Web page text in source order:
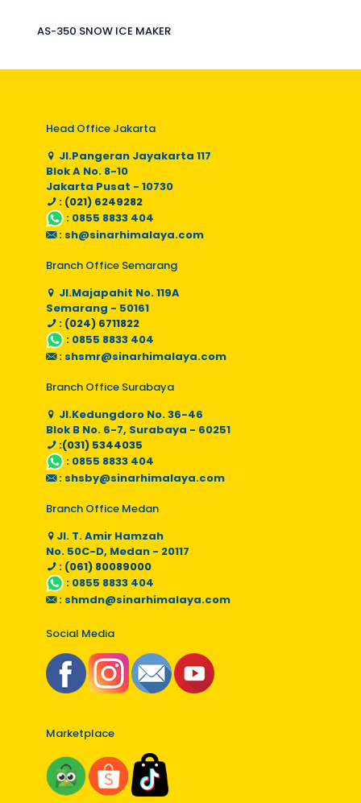
AS-350 SNOW ICE MAKER
Head Office Jakarta
Jl.Pangeran Jayakarta 117
Blok A No. 8-10
Jakarta Pusat - 10730
: (021) 6249282
: 0855 8833 404
: sh@sinarhimalaya.com
Branch Office Semarang
Jl.Majapahit No. 119A
Semarang - 50161
: (024) 6711822
: 0855 8833 404
: shsmr@sinarhimalaya.com
Branch Office Surabaya
Jl.Kedungdoro No. 36-46
Blok B No. 6-7, Surabaya - 60251
:(031) 5344035
: 0855 8833 404
: shsby@sinarhimalaya.com
Branch Office Medan
Jl. T. Amir Hamzah
No. 50C-D, Medan - 20117
: (061) 80089000
: 0855 8833 404
: shmdn@sinarhimalaya.com
Social Media
Marketplace